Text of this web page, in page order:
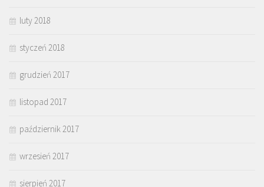
luty 2018
styczeń 2018
grudzień 2017
listopad 2017
październik 2017
wrzesień 2017
sierpień 2017